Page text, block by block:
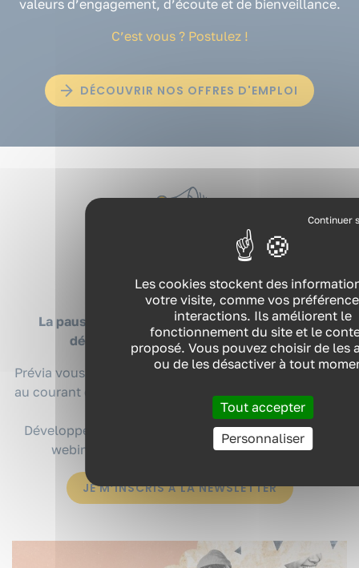
valeurs d’engagement, d’écoute et de bienveillance.
C’est vous ? Postulez !
DÉCOUVRIR NOS OFFRES D'EMPLOI
Nos ressources
La pause-café « Santé et QVCT » avec Prévia :
découvrez toutes nos ressources !
Prévia vous propose plusieurs formats pour vous tenir
au courant de tous les sujets santé au travail, QVCT et
ressources humaines.
Développez vos connaissances avec nos podcasts,
webinaires et articles, où que vous soyez !
JE M’INSCRIS À LA NEWSLETTER
Les cookies stockent des
votre visite, comme vos
interactions. Ils améliorent le
fonctionnement du site et le
proposé. Vous pouvez choisir de les
ou de les désactiver à tout
Tout accepter
Personnaliser